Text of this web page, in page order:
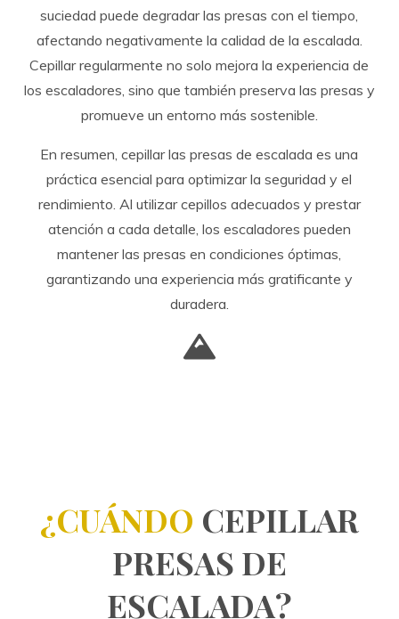
suciedad puede degradar las presas con el tiempo,
afectando negativamente la calidad de la escalada.
Cepillar regularmente no solo mejora la experiencia de
los escaladores, sino que también preserva las presas y
promueve un entorno más sostenible.
En resumen, cepillar las presas de escalada es una
práctica esencial para optimizar la seguridad y el
rendimiento. Al utilizar cepillos adecuados y prestar
atención a cada detalle, los escaladores pueden
mantener las presas en condiciones óptimas,
garantizando una experiencia más gratificante y
duradera.
¿CUÁNDO CEPILLAR
PRESAS DE
ESCALADA?